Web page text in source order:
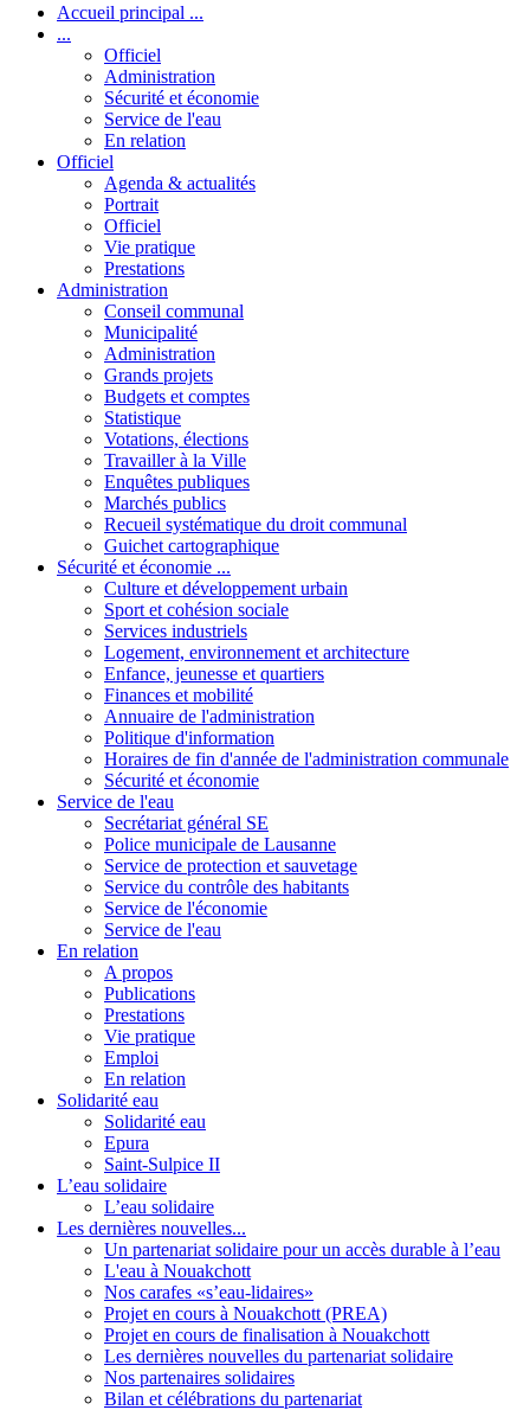
Accueil principal ...
...
Officiel
Administration
Sécurité et économie
Service de l'eau
En relation
Officiel
Agenda & actualités
Portrait
Officiel
Vie pratique
Prestations
Administration
Conseil communal
Municipalité
Administration
Grands projets
Budgets et comptes
Statistique
Votations, élections
Travailler à la Ville
Enquêtes publiques
Marchés publics
Recueil systématique du droit communal
Guichet cartographique
Sécurité et économie ...
Culture et développement urbain
Sport et cohésion sociale
Services industriels
Logement, environnement et architecture
Enfance, jeunesse et quartiers
Finances et mobilité
Annuaire de l'administration
Politique d'information
Horaires de fin d'année de l'administration communale
Sécurité et économie
Service de l'eau
Secrétariat général SE
Police municipale de Lausanne
Service de protection et sauvetage
Service du contrôle des habitants
Service de l'économie
Service de l'eau
En relation
A propos
Publications
Prestations
Vie pratique
Emploi
En relation
Solidarité eau
Solidarité eau
Epura
Saint-Sulpice II
L’eau solidaire
L’eau solidaire
Les dernières nouvelles...
Un partenariat solidaire pour un accès durable à l’eau
L'eau à Nouakchott
Nos carafes «s’eau-lidaires»
Projet en cours à Nouakchott (PREA)
Projet en cours de finalisation à Nouakchott
Les dernières nouvelles du partenariat solidaire
Nos partenaires solidaires
Bilan et célébrations du partenariat